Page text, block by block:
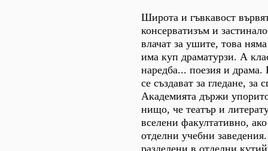
Широта и гъвкавост
консерватизъм и
влачат за ушите, това
има куп драматурзи. А
наредба... поезия и драма.
се създават за гледане, за
Академията държи
нищо, че театър и
вселени факултативно,
отделни учебни
разделени в отделни